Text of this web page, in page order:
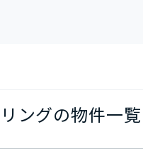
ングの物件一覧